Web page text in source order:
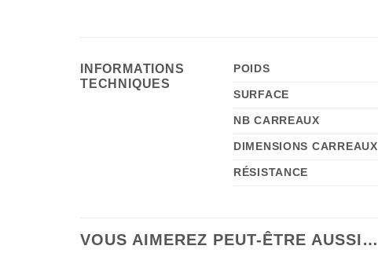
INFORMATIONS
TECHNIQUES
POIDS
SURFACE
NB CARREAUX
DIMENSIONS CARREAUX
RÉSISTANCE
VOUS AIMEREZ PEUT-ÊTRE AUSSI…